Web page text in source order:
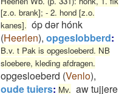
[z.o. brank]; - 2. hond [z.o.
kanes]. óp dər hónk
(Heerlen), opgeslobberd:
B.v. t Pak is opgesloeberd. NB
sloebere, kleding afdragen.
opgesloeberd (Venlo),
oude tuiers: Mv. aw tujjere